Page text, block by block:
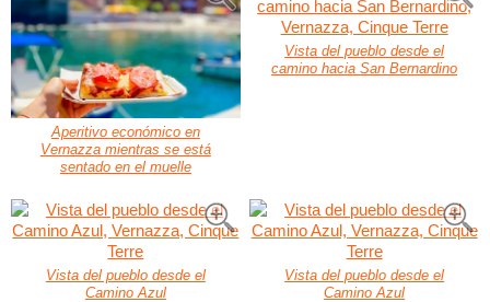
Aperitivo económico en
Vernazza mientras se está
sentado en el muelle
Vista del pueblo desde el
camino hacia San Bernardino
Vista del pueblo desde el
Camino Azul
Vista del pueblo desde el
Camino Azul